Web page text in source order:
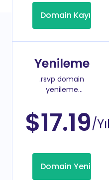
Domain Kayıt
Yenileme
.rsvp domain
yenileme
$17.19/Yıl
Domain Yenileme